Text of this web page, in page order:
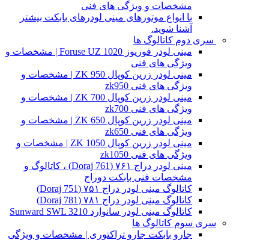
مشخصات و ویژگی های فنی
با انواع موتورهای مینی لودرهای بابکت بیشتر
آشنا شوید.
سری دوم کاتالوگ ها
مینی لودر فوریوز Foruse UZ 1020 | مشخصات و
ویژگی های فنی
مینی لودر زرین کوپال ZK 950 | مشخصات و
ویژگی های فنی zk950
مینی لودر زرین کوپال ZK 700 | مشخصات و
ویژگی های فنی zk700
مینی لودر زرین کوپال ZK 650 | مشخصات و
ویژگی های فنی zk650
مینی لودر زرین کوپال ZK 1050 | مشخصات و
ویژگی های فنی zk1050
مینی لودر دراج ۷۶۱ (Doraj 761) ، کاتالوگ و
مشخصات فنی بابکت دوراج
کاتالوگ مینی لودر دراج ۷۵۱ (Doraj 751)
کاتالوگ مینی لودر دراج ۷۸۱ (Doraj 781)
کاتالوگ مینی لودر سانوارد Sunward SWL 3210
سری سوم کاتالوگ ها
جارو بابکت جارو تراکتوری | مشخصات و ویژگی